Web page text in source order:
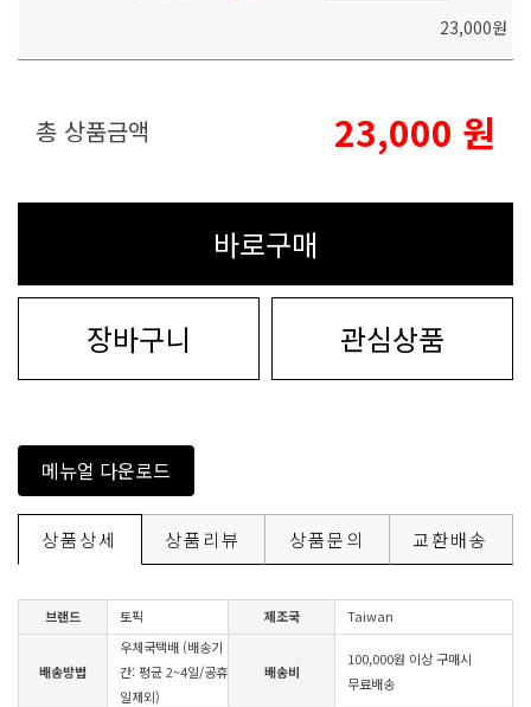
23,000원
총 상품금액 23,000 원
바로구매
장바구니 관심상품
메뉴얼 다운로드
상품상세 상품리뷰 상품문의 교환배송
브랜드 토픽 제조국 Taiwan
배송방법
우체국택배 (배송기
간: 평균 2~4일/공휴
일제외)
배송비
100,000원 이상 구매시
무료배송